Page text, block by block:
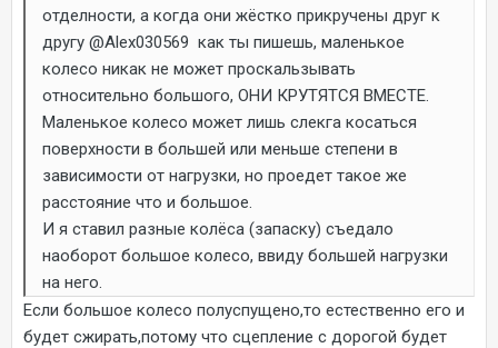
отделности, а когда они жёстко прикручены друг к
другу @Alex030569 как ты пишешь, маленькое
колесо никак не может проскальзывать
относительно большого, ОНИ КРУТЯТСЯ ВМЕСТЕ.
Маленькое колесо может лишь слекга косаться
поверхности в большей или меньше степени в
зависимости от нагрузки, но проедет такое же
расстояние что и большое.
И я ставил разные колёса (запаску) съедало
наоборот большое колесо, ввиду большей нагрузки
на него.
Если большое колесо полуспущено,то естественно его и
будет сжирать,потому что сцепление с дорогой будет